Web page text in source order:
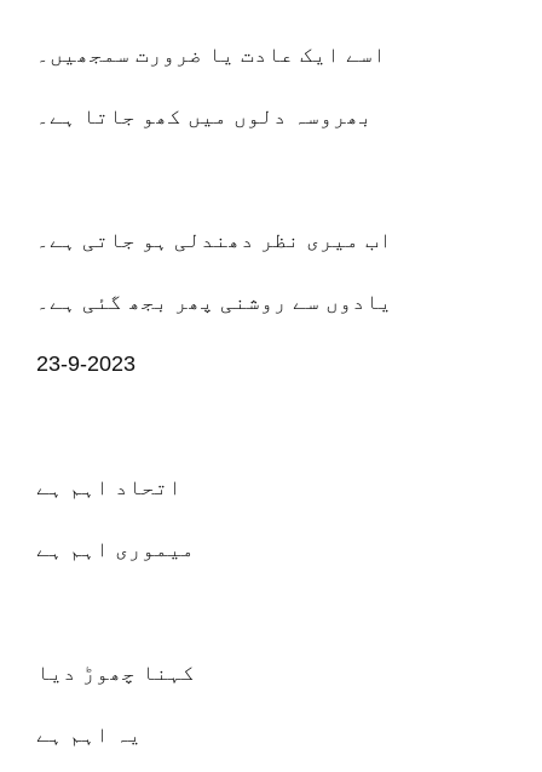
اسے ایک عادت یا ضرورت سمجھیں۔
بھروسہ دلوں میں کھو جاتا ہے۔
اب میری نظر دھندلی ہو جاتی ہے۔
یادوں سے روشنی پھر بجھ گئی ہے۔
23-9-2023
اتحاد اہم ہے
میموری اہم ہے
کہنا چھوڑ دیا
یہ اہم ہے